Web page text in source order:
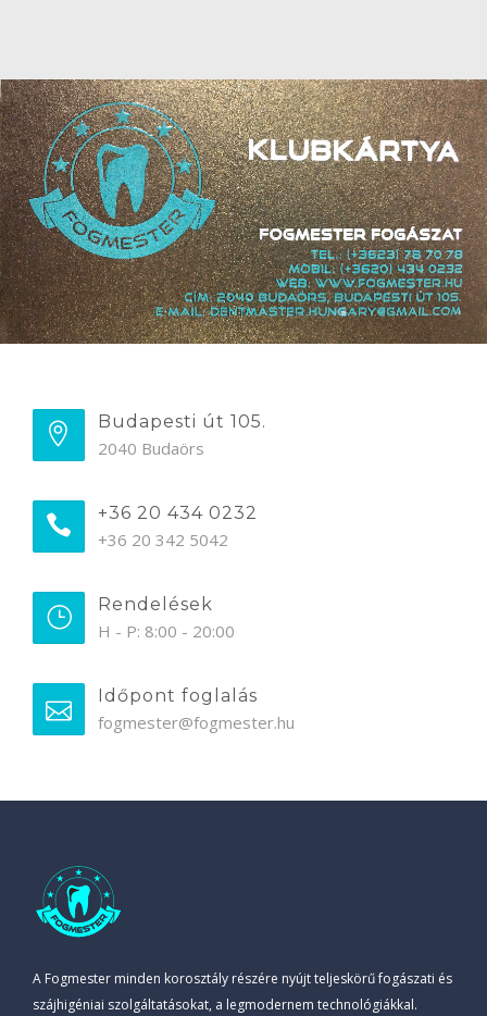
Budapesti út 105.
2040 Budaörs
+36 20 434 0232
+36 20 342 5042
Rendelések
H - P: 8:00 - 20:00
Időpont foglalás
fogmester@fogmester.hu
A Fogmester minden korosztály részére nyújt teljeskörű fogászati és
szájhigéniai szolgáltatásokat, a legmodernem technológiákkal.